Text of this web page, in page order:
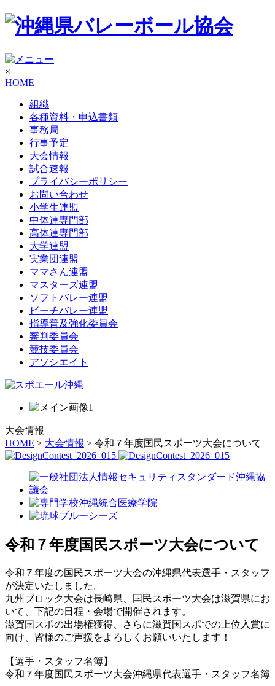
×
HOME
組織
各種資料・申込書類
事務局
行事予定
大会情報
試合速報
プライバシーポリシー
お問い合わせ
小学生連盟
中体連専門部
高体連専門部
大学連盟
実業団連盟
ママさん連盟
マスターズ連盟
ソフトバレー連盟
ビーチバレー連盟
指導普及強化委員会
審判委員会
競技委員会
アソシエイト
大会情報
HOME > 大会情報 > 令和７年度国民スポーツ大会について
令和７年度国民スポーツ大会について
令和７年度の国民スポーツ大会の沖縄県代表選手・スタッフ
が決定いたしました。
九州ブロック大会は長崎県、国民スポーツ大会は滋賀県にお
いて、下記の日程・会場で開催されます。
滋賀国スポの出場権獲得、さらに滋賀国スポでの上位入賞に
向け、皆様のご声援をよろしくお願いいたします！
【選手・スタッフ名簿】
令和７年度国民スポーツ大会沖縄県代表選手・スタッフ名簿